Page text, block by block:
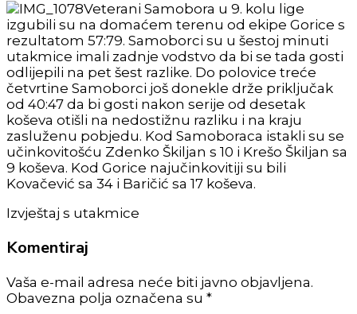
Veterani Samobora u 9. kolu lige
izgubili su na domaćem terenu od ekipe Gorice s
rezultatom 57:79. Samoborci su u šestoj minuti
utakmice imali zadnje vodstvo da bi se tada gosti
odlijepili na pet šest razlike. Do polovice treće
četvrtine Samoborci još donekle drže priključak
od 40:47 da bi gosti nakon serije od desetak
koševa otišli na nedostižnu razliku i na kraju
zasluženu pobjedu. Kod Samoboraca istakli su se
učinkovitošću Zdenko Škiljan s 10 i Krešo Škiljan sa
9 koševa. Kod Gorice najučinkovitiji su bili
Kovačević sa 34 i Baričić sa 17 koševa.
Izvještaj s utakmice
Komentiraj
Vaša e-mail adresa neće biti javno objavljena.
Obavezna polja označena su *